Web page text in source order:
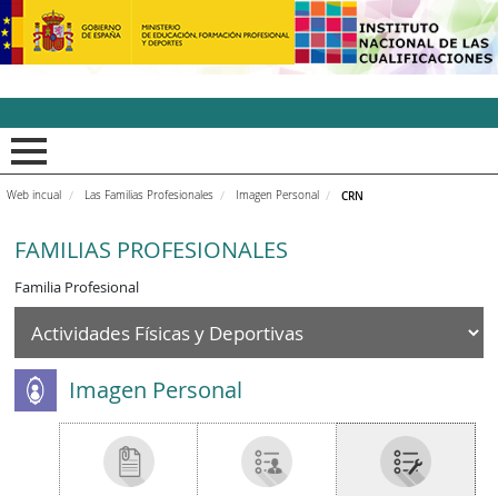
INCUAl - Instituto
Web incual Las Familias Profesionales Imagen Personal CRN
FAMILIAS PROFESIONALES
Familia Profesional
Imagen Personal